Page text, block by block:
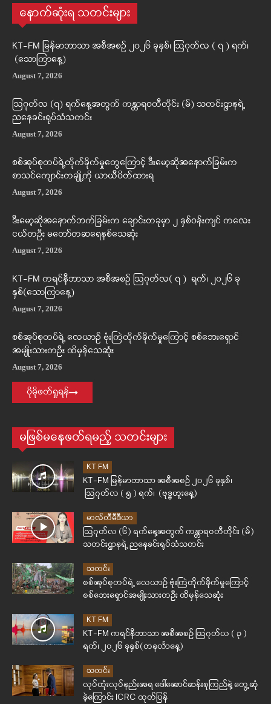
နောက်ဆုံးရ သတင်းများ
KT-FM မြန်မာဘာသာ အစီအစဉ် ၂၀၂၆ ခုနှစ်၊ ဩဂုတ်လ ( ၇ ) ရက်၊
(သောကြာနေ့)
August 7, 2026
ဩဂုတ်လ (၇) ရက်နေ့အတွက် ကန္တာရဝတီတိုင်း (မ်) သတင်းဌာနရဲ့
ညနေခင်းရုပ်သံသတင်း
August 7, 2026
စစ်အုပ်စုတပ်ရဲ့တိုက်ခိုက်မှုတွေကြောင့် ဒီးမော့ဆိုအနောက်ခြမ်းက
စာသင်ကျောင်းတချို့ကို ယာယီပိတ်ထားရ
August 7, 2026
ဒီးမော့ဆိုအနောက်ဘက်ခြမ်းက ချောင်းတခုမှာ ၂ နှစ်ဝန်းကျင် ကလေး
ငယ်တဦး မတော်တဆရေနစ်သေဆုံး
August 7, 2026
KT-FM ကရင်နီဘာသာ အစီအစဉ် ဩဂုတ်လ( ၇ ) ရက်၊ ၂၀၂၆ ခု
နှစ်(သောကြာနေ့)
August 7, 2026
စစ်အုပ်စုတပ်ရဲ့ လေယာဉ် ဗုံးကြဲတိုက်ခိုက်မှုကြောင့် စစ်ဘေးရှောင်
အမျိုးသားတဦး ထိမှန်သေဆုံး
August 7, 2026
ပိုမိုဖတ်ရှုရန်
မဖြစ်မနေဖတ်ရမည့် သတင်းများ
KT FM
KT-FM မြန်မာဘာသာ အစီအစဉ် ၂၀၂၆ ခုနှစ်၊
ဩဂုတ်လ ( ၅ ) ရက်၊ (ဗုဒ္ဓဟူးနေ့)
မာလ်တီမီဒီယာ
ဩဂုတ်လ (၆) ရက်နေ့အတွက် ကန္တာရဝတီတိုင်း (မ်)
သတင်းဌာနရဲ့ ညနေခင်းရုပ်သံသတင်း
သတင်း
စစ်အုပ်စုတပ်ရဲ့ လေယာဉ် ဗုံးကြဲတိုက်ခိုက်မှုကြောင့်
စစ်ဘေးရှောင်အမျိုးသားတဦး ထိမှန်သေဆုံး
KT FM
KT-FM ကရင်နီဘာသာ အစီအစဉ် ဩဂုတ်လ ( ၃ )
ရက်၊ ၂၀၂၆ ခုနှစ်(တနင်္လာနေ့)
သတင်း
လုပ်ထုံးလုပ်နည်းအရ ဒေါ်အောင်ဆန်းစုကြည်နဲ့ တွေ့ဆုံ
ခဲ့ကြောင်း ICRC ထုတ်ပြန်